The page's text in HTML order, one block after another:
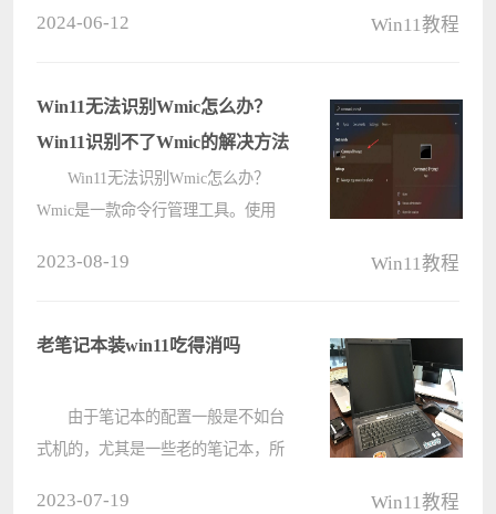
Windows内存检测，那么让我们一起
来看????
2024-06-12 Win11教程
Win11无法识别Wmic怎么办？
Win11识别不了Wmic的解决方法
Win11无法识别Wmic怎么办？
Wmic是一款命令行管理工具。使用
限），而被管理的远程计算机不必事
2023-08-19 Win11教程
老笔记本装win11吃得消吗
由于笔记本的配置一般是不如台
式机的，尤其是一些老的笔记本，所
2023-07-19 Win11教程